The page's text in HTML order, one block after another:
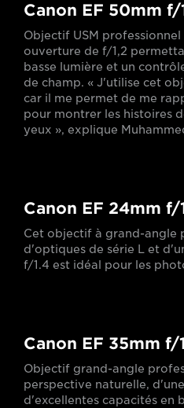
Canon EF 50mm f/
Objectif USM professionnel
ouverture de f/1,2
basse lumière et un
de champ. « J'utilise cet
car il me permet de me
pour montrer les histoires
yeux », explique
Canon EF 24mm f/
Cet objectif à grand-angle
d'optiques de série L et
f/1.4 est idéal pour les
Canon EF 35mm f/
Objectif grand-angle
perspective naturelle,
d'excellentes capacités en